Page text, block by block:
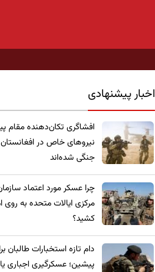
اخبار پیشنهادی
​افشاگری تکان‌دهنده مقام
نیروهای خاص در
جنگی شده‌اند
چرا عسکر مورد اعتماد
مرکزی ایالات متحده به روی
کشید؟
​دام تازه استخبارات طالبان
پیشین؛ عسکرگیری اجباری